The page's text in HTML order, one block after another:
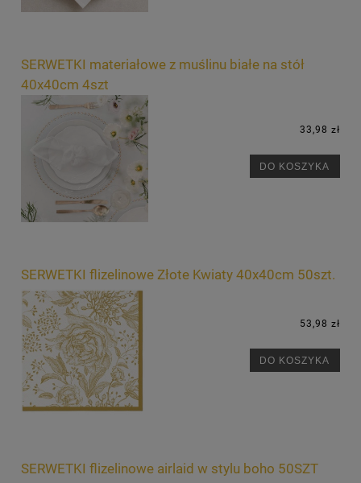
SERWETKI materiałowe z muślinu białe na stół
40x40cm 4szt
33,98 zł
DO KOSZYKA
SERWETKI flizelinowe Złote Kwiaty 40x40cm 50szt.
53,98 zł
DO KOSZYKA
SERWETKI flizelinowe airlaid w stylu boho 50SZT